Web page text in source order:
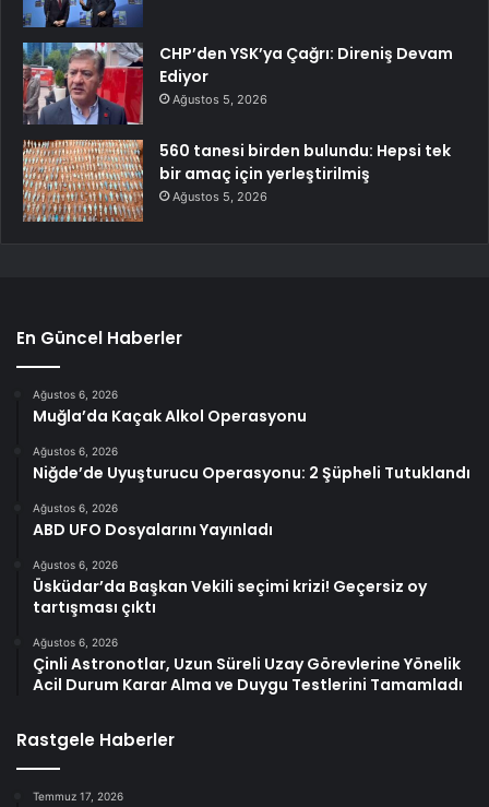
CHP’den YSK’ya Çağrı: Direniş Devam
Ediyor
Ağustos 5, 2026
560 tanesi birden bulundu: Hepsi tek
bir amaç için yerleştirilmiş
Ağustos 5, 2026
En Güncel Haberler
Ağustos 6, 2026
Muğla’da Kaçak Alkol Operasyonu
Ağustos 6, 2026
Niğde’de Uyuşturucu Operasyonu: 2 Şüpheli Tutuklandı
Ağustos 6, 2026
ABD UFO Dosyalarını Yayınladı
Ağustos 6, 2026
Üsküdar’da Başkan Vekili seçimi krizi! Geçersiz oy
tartışması çıktı
Ağustos 6, 2026
Çinli Astronotlar, Uzun Süreli Uzay Görevlerine Yönelik
Acil Durum Karar Alma ve Duygu Testlerini Tamamladı
Rastgele Haberler
Temmuz 17, 2026